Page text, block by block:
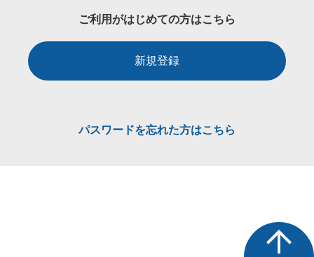
ご利用がはじめての方はこちら
新規登録
パスワードを忘れた方はこちら